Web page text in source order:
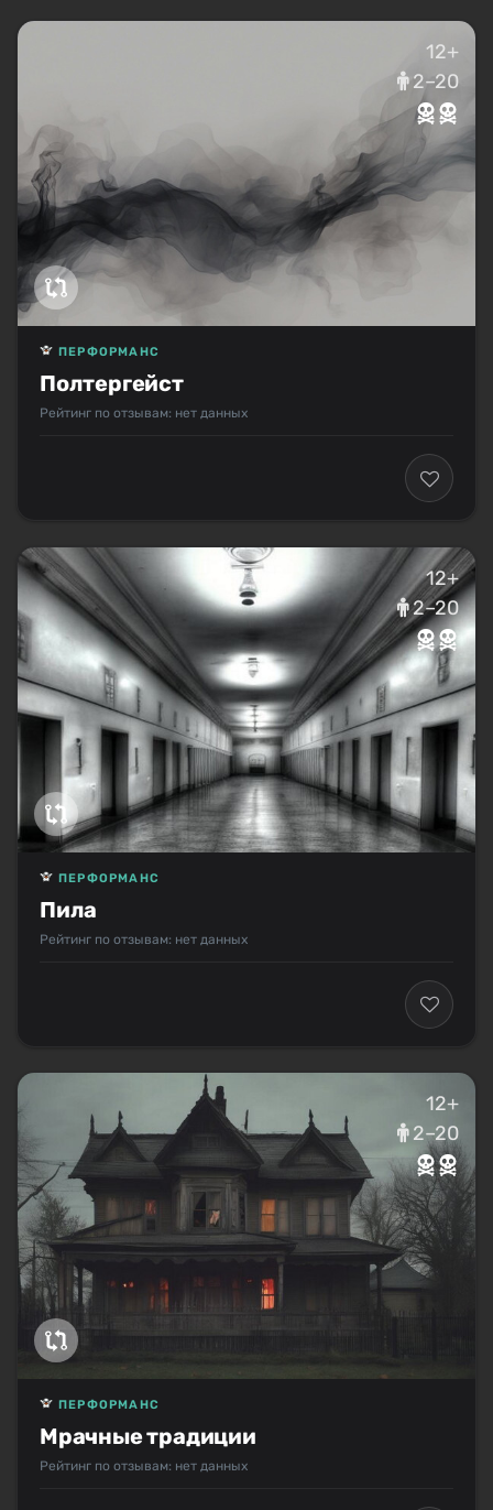
12+
2–20
Полтергейст
ПЕРФОРМАНС
Рейтинг по отзывам: нет данных
12+
2–20
Пила
ПЕРФОРМАНС
Рейтинг по отзывам: нет данных
12+
2–20
Мрачные традиции
ПЕРФОРМАНС
Рейтинг по отзывам: нет данных